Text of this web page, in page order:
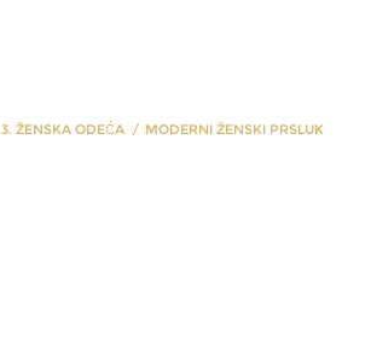
3. ŽENSKA ODEĆA MODERNI ŽENSKI PRSLUK